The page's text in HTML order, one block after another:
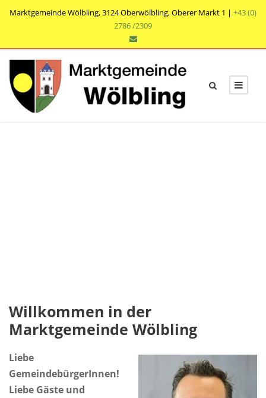
Marktgemeinde Wölbling, 3124 Oberwölbling, Oberer Markt 1 | +43 (0)
2786 /2309
Willkommen in der
Marktgemeinde Wölbling
Liebe
GemeindebürgerInnen!
Liebe Gäste und